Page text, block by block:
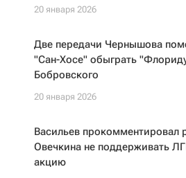
20 января 2026
Две передачи Чернышова
"Сан-Хосе" обыграть
Бобровского
20 января 2026
Васильев прокомментировал
Овечкина не поддерживать
акцию